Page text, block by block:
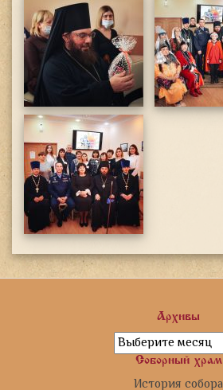
Архивы
Архивы
Соборный храм
История собора